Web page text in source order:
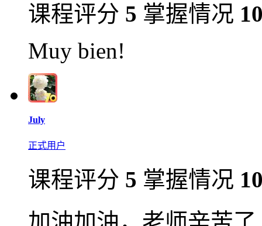
课程评分 5 掌握情况
Muy bien!
July
正式用户
课程评分 5 掌握情况